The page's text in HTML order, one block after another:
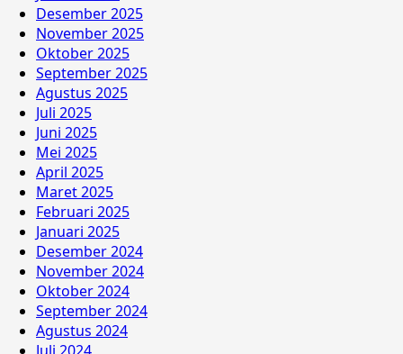
Desember 2025
November 2025
Oktober 2025
September 2025
Agustus 2025
Juli 2025
Juni 2025
Mei 2025
April 2025
Maret 2025
Februari 2025
Januari 2025
Desember 2024
November 2024
Oktober 2024
September 2024
Agustus 2024